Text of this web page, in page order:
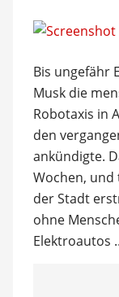
Bis ungefähr
Musk die
Robotaxis in
den
ankündigte.
Wochen,
der Stadt
ohne
Elektroautos